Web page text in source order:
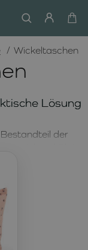
Wickeltaschen
Lösung
der
Platz
gestaltet und
Alltag.